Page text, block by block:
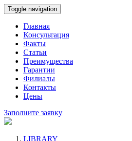
Toggle navigation
Главная
Консультация
Факты
Статьи
Преимущества
Гарантии
Филиалы
Контакты
Цены
Заполните заявку
LIBRARY